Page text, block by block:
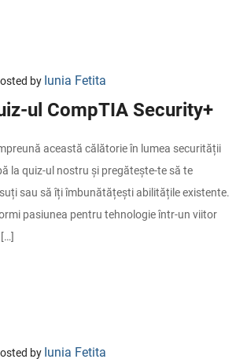
by Iunia Fetita
ul CompTIA Security+
această călătorie în lumea securității
la quiz-ul nostru și pregătește-te să te
sau să îți îmbunătățești abilitățile existente.
pasiunea pentru tehnologie într-un viitor
by Iunia Fetita